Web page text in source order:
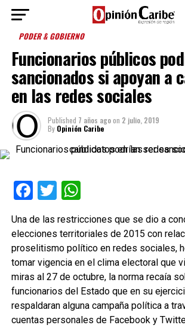
PODER & GOBIERNO
Funcionarios públicos
sancionados si apoyan a
en las redes sociales
Published 7 años agoon 2 julio, 2019
By Opinión Caribe
Facebook
TwitterWhatsApp
Una de las restricciones que se dio a
elecciones territoriales de 2015 con
proselitismo político en redes sociales,
tomar vigencia en el clima electoral que
miras al 27 de octubre, la norma recaía
funcionarios del Estado que en su
respaldaran alguna campaña política a
cuentas personales de Facebook y